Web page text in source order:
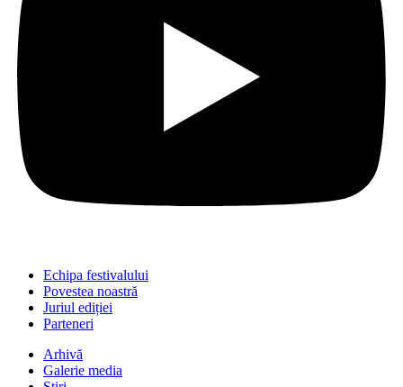
Echipa festivalului
Povestea noastră
Juriul ediției
Parteneri
Arhivă
Galerie media